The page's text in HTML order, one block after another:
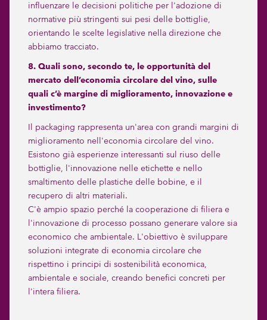
influenzare le decisioni politiche per l'adozione di
normative più stringenti sui pesi delle bottiglie,
orientando le scelte legislative nella direzione che
abbiamo tracciato.
8. Quali sono, secondo te, le opportunità del
mercato dell’economia circolare del vino, sulle
quali c’è margine di miglioramento, innovazione e
investimento?
Il packaging rappresenta un'area con grandi margini di
miglioramento nell'economia circolare del vino.
Esistono già esperienze interessanti sul riuso delle
bottiglie, l'innovazione nelle etichette e nello
smaltimento delle plastiche delle bobine, e il
recupero di altri materiali.
C'è ampio spazio perché la cooperazione di filiera e
l'innovazione di processo possano generare valore sia
economico che ambientale. L'obiettivo è sviluppare
soluzioni integrate di economia circolare che
rispettino i principi di sostenibilità economica,
ambientale e sociale, creando benefici concreti per
l'intera filiera.